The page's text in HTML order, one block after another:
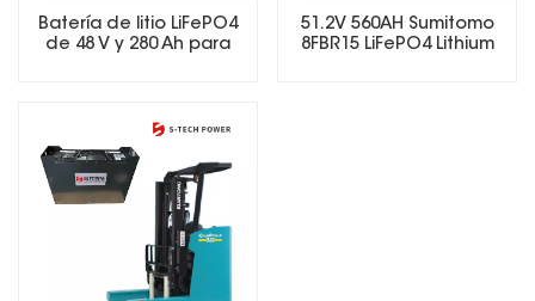
Batería de litio LiFePO4
de 48 V y 280 Ah para
51.2V 560AH Sumitomo
8FBR15 LiFePO4 Lithium